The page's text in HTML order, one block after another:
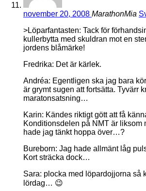
november 20, 2008 MarathonMia
>Löparfantasten: Tack för
kullerbytta med skuldran mot en
jordens blåmärke!
Fredrika: Det är kärlek.
Andréa: Egentligen ska jag bara
är grymt sugen att fortsätta. Tyvärr
maratonsatsning…
Karin: Kändes riktigt gött att få
Konditionsdelen på NMT är liksom
hade jag tänkt hoppa över…?
Bureborn: Jag hade allmänt låg
Kort sträcka dock…
Sara: plocka med löpardojjorna så
lördag… 😉